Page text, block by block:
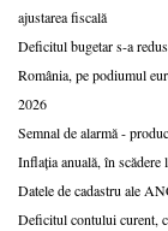
ajustarea fiscală
Deficitul bugetar s-a
România, pe podiumul
2026
Semnal de alarmă -
Inflația anuală, în scădere
Datele de cadastru ale
Deficitul contului curent,